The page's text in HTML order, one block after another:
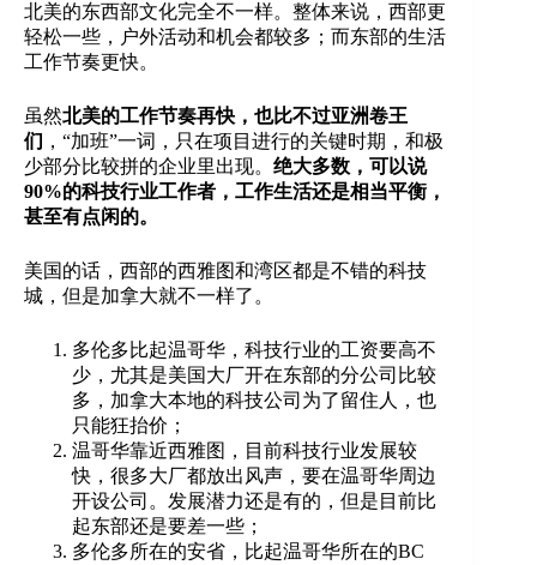
北美的东西部文化完全不一样。整体来说，西部更
轻松一些，户外活动和机会都较多；而东部的生活
工作节奏更快。
虽然北美的工作节奏再快，也比不过亚洲卷王
们 ，“加班”一词，只在项目进行的关键时期，和极
少部分比较拼的企业里出现。 绝大多数，可以说
90%的科技行业工作者，工作生活还是相当平衡，
甚至有点闲的。
美国的话，西部的西雅图和湾区都是不错的科技
城，但是加拿大就不一样了。
多伦多比起温哥华，科技行业的工资要高不
少，尤其是美国大厂开在东部的分公司比较
多，加拿大本地的科技公司为了留住人，也
只能狂抬价；
温哥华靠近西雅图，目前科技行业发展较
快，很多大厂都放出风声，要在温哥华周边
开设公司。发展潜力还是有的，但是目前比
起东部还是要差一些；
多伦多所在的安省，比起温哥华所在的BC